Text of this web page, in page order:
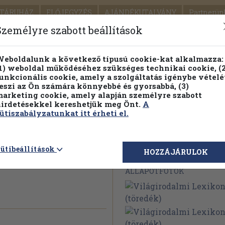
ELŐJEGYZÉS AJÁNDÉKUTALVÁNY
SEGÍTSÉG
PILLANATNYI ÁRAINK FENNTARTHATÓ
Részletes kereső Témaköri fa
9.
Megvásárolható
ÁLLAPOTFOTÓK
szabott beállítások
a következő típusú cookie-kat alkalmazza:
weboldal működéséhez szükséges technikai cookie,
cookie, amely a szolgáltatás igénybe
az Ön számára könnyebbé és gyorsabbá, (3)
cookie, amely alapján személyre szabott
kereshetjük meg Önt. A
itt érheti el.
HOZZÁJÁRULOK